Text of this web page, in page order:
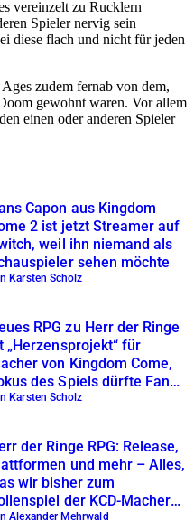
vereinzelt zu Rucklern
Spieler nervig sein
diese flach und nicht für jeden
zudem fernab von dem,
gewohnt waren. Vor allem
einen oder anderen Spieler
Capon aus Kingdom
2 ist jetzt Streamer auf
weil ihn niemand als
sehen möchte
Karsten Scholz
RPG zu Herr der Ringe
„Herzensprojekt“ für
von Kingdom Come,
des Spiels dürfte Fans
Karsten Scholz
der Ringe RPG: Release,
und mehr – Alles,
wir bisher zum
der KCD-Macher
Alexander Mehrwald